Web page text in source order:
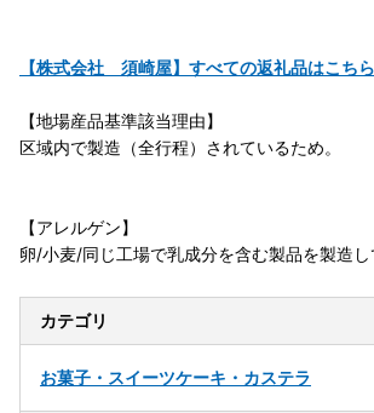
【株式会社 須崎屋】すべての返礼品はこちら
【地場産品基準該当理由】
区域内で製造（全行程）されているため。
【アレルゲン】
卵/小麦/同じ工場で乳成分を含む製品を製造し
カテゴリ
お菓子・スイーツケーキ・カステラ